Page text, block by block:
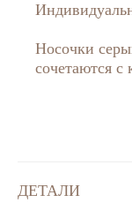
Носочки
сочетаются с
ДЕТАЛИ